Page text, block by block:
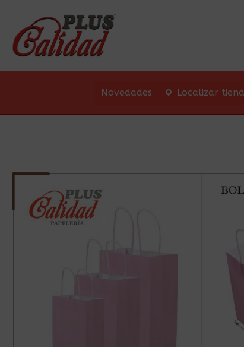
Novedades Localizar